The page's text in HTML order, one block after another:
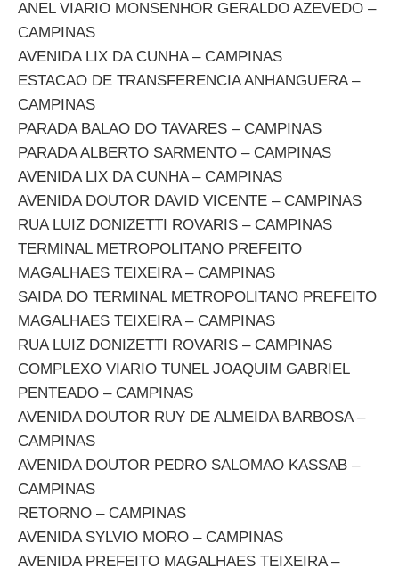
ANEL VIARIO MONSENHOR GERALDO AZEVEDO –
CAMPINAS
AVENIDA LIX DA CUNHA – CAMPINAS
ESTACAO DE TRANSFERENCIA ANHANGUERA –
CAMPINAS
PARADA BALAO DO TAVARES – CAMPINAS
PARADA ALBERTO SARMENTO – CAMPINAS
AVENIDA LIX DA CUNHA – CAMPINAS
AVENIDA DOUTOR DAVID VICENTE – CAMPINAS
RUA LUIZ DONIZETTI ROVARIS – CAMPINAS
TERMINAL METROPOLITANO PREFEITO
MAGALHAES TEIXEIRA – CAMPINAS
SAIDA DO TERMINAL METROPOLITANO PREFEITO
MAGALHAES TEIXEIRA – CAMPINAS
RUA LUIZ DONIZETTI ROVARIS – CAMPINAS
COMPLEXO VIARIO TUNEL JOAQUIM GABRIEL
PENTEADO – CAMPINAS
AVENIDA DOUTOR RUY DE ALMEIDA BARBOSA –
CAMPINAS
AVENIDA DOUTOR PEDRO SALOMAO KASSAB –
CAMPINAS
RETORNO – CAMPINAS
AVENIDA SYLVIO MORO – CAMPINAS
AVENIDA PREFEITO MAGALHAES TEIXEIRA –